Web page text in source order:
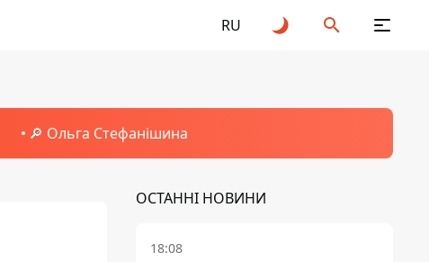
RU
🔎 Ольга Стефанішина
ОСТАННІ НОВИНИ
18:08